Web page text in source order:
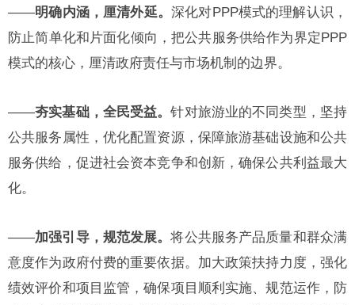
——明确内涵，厘清外延。 深化对PPP模式的理解认识，
防止简单化和片面化倾向，把公共服务供给作为界定PPP
模式的核心，厘清政府责任与市场机制的边界。
——夯实基础，全民受益。针对旅游业的不同类型，坚持
公共服务属性，优化配置资源，保障旅游基础设施和公共
服务供给，促进社会资本竞争和创新，确保公共利益最大
化。
——加强引导，规范发展。将公共服务产品质量和群众满
意度作为政府付费的重要依据。加大政策扶持力度，强化
绩效评价和项目监管，确保项目顺利实施、规范运作，防